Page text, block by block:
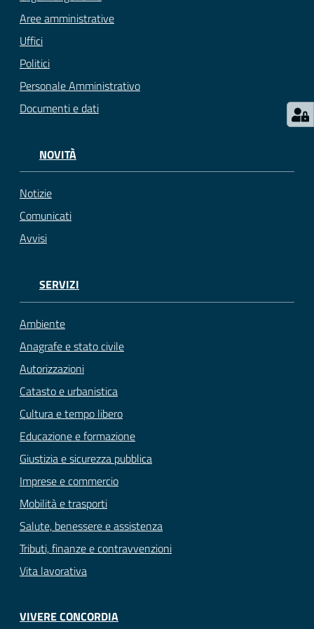
Aree amministrative
Uffici
Politici
Personale Amministrativo
Documenti e dati
NOVITÀ
Notizie
Comunicati
Avvisi
SERVIZI
Ambiente
Anagrafe e stato civile
Autorizzazioni
Catasto e urbanistica
Cultura e tempo libero
Educazione e formazione
Giustizia e sicurezza pubblica
Imprese e commercio
Mobilità e trasporti
Salute, benessere e assistenza
Tributi, finanze e contravvenzioni
Vita lavorativa
VIVERE CONCORDIA